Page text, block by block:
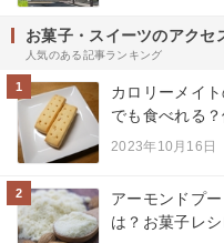
お菓子・スイーツのアクセ
人気のある記事ランキング
1
カロリーメイ
でも食べれる
2023年10月16日
2
アーモンドプ
は？お菓子レ